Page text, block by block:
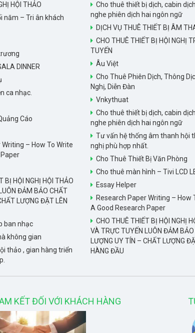
HỘI THẢO
năm – Tri ân khách
DINNER
ca nhạc.
Cáo
– How To Write
BỊ HỘI NGHỊ HỘI THẢO
ĐẢM BẢO CHẤT
LƯỢNG ĐẶT LÊN
ban nhạc
không gian
thảo , gian hàng triển
Cho thuê thiết bị dịch, cabin
nghe phiên dịch hai ngôn ngữ
DỊCH VỤ THUÊ THIẾT BỊ ÂM
CHO THUÊ THIẾT BỊ HỘI NGHỊ
TUYẾN
Âu Việt
Cho Thuê Phiên Dịch, Thông
Nghị, Diễn Đàn
Vnkythuat
Cho thuê thiết bị dịch, cabin
nghe phiên dịch hai ngôn ngữ
Tư vấn hệ thống âm thanh hội
nghị phù hợp nhất.
Cho Thuê Thiết Bị Văn Phòng
Cho thuê màn hình – Tivi LCD
Essay Helper
Research Paper Writing – How
A Good Research Paper
CHO THUÊ THIẾT BỊ HỘI NGHỊ
VÀ TRỰC TUYẾN LUÔN ĐẢM
LƯỢNG UY TÍN – CHẤT LƯỢNG
HÀNG ĐẦU
KẾT ĐỐI VỚI KHÁCH HÀNG